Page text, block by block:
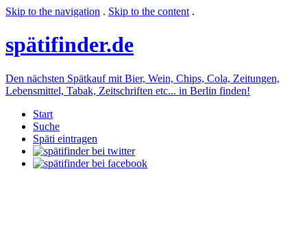
Skip to the navigation . Skip to the content .
spätifinder.de
Den nächsten Spätkauf mit Bier, Wein, Chips, Cola, Zeitungen,
Lebensmittel, Tabak, Zeitschriften etc... in Berlin finden!
Start
Suche
Späti eintragen